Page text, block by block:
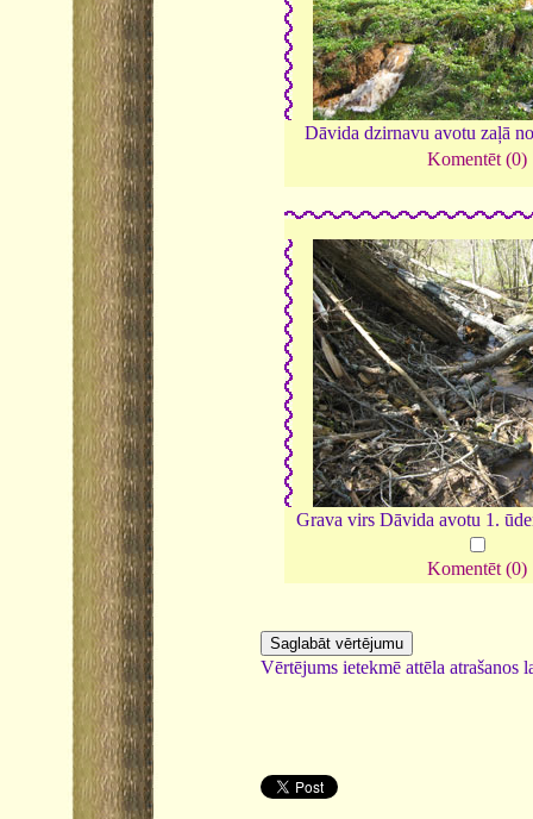
Dāvida dzirnavu avotu zaļā
Komentēt (0)
Grava virs Dāvida avotu 1.
Komentēt (0)
Vērtējums ietekmē attēla atrašanos